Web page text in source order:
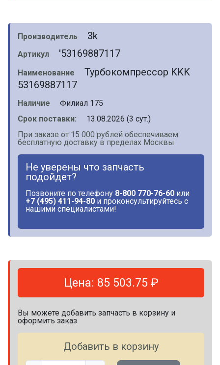
Производитель 3k
Артикул '53169887117
Наименование
Турбокомпрессор KKK
53169887117
Наличие
Филиал 175
Срок поставки:
13.08.2026 (3 сут.)
При заказе от 15 000 рублей обеспечиваем
бесплатную доставку в пределах Москвы
Не уверены что запчасть
подойдет?
Позвоните по телефону 8-800 770-76-60 или
+7 (495) 411-94-80 и проконсультируйтесь с
нашими специалистами!
Цена: 85 503.75 ₽
Вы можете добавить запчасть в корзину и
оформить заказ
Добавить в корзину